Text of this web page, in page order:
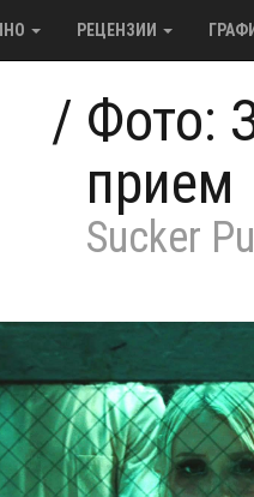
РЕЦЕНЗИИ
/ Фото:
прием
Sucker